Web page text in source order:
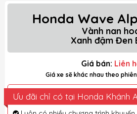
Honda Wave
Vành nan
Xanh đậm Đen
Giá bán: Liên
Giá xe sẽ khác nhau theo
Ưu đãi chỉ có tại Honda Khánh